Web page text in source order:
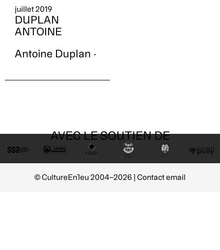
juillet 2019
DUPLAN
ANTOINE
Antoine Duplan ·
AVEC LE SOUTIEN DE
© CultureEnJeu 2004–2026 | Contact email